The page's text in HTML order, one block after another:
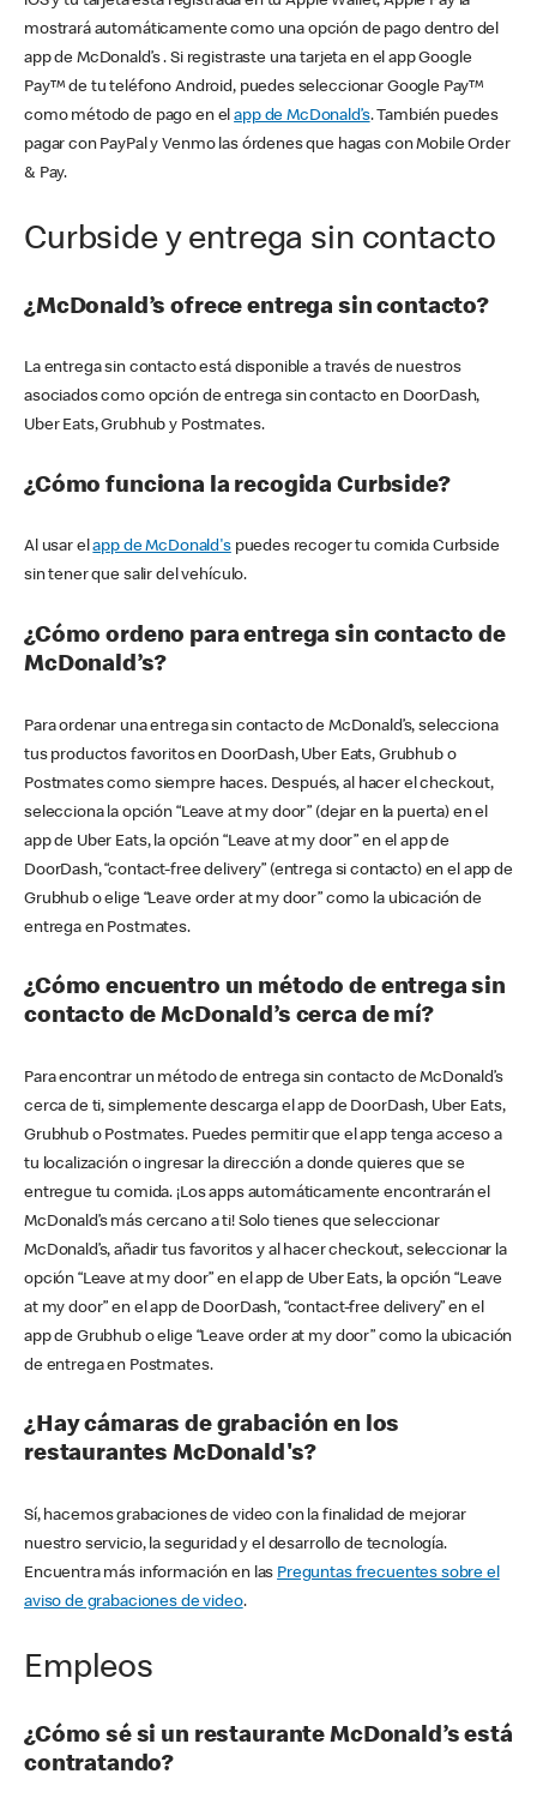
mostrará automáticamente como una opción de pago dentro del
app de McDonald’s . Si registraste una tarjeta en el app Google
Pay™ de tu teléfono Android, puedes seleccionar Google Pay™
como método de pago en elapp de McDonald’s. También puedes
pagar con PayPal y Venmo las órdenes que hagas con Mobile Order
& Pay.
Curbside y entrega sin contacto
¿McDonald’s ofrece entrega sin contacto?
La entrega sin contacto está disponible a través de nuestros
asociados como opción de entrega sin contacto en DoorDash,
Uber Eats, Grubhub y Postmates.
¿Cómo funciona la recogida Curbside?
Al usar elapp de McDonald'spuedes recoger tu comida Curbside
sin tener que salir del vehículo.
¿Cómo ordeno para entrega sin contacto de
McDonald’s?
Para ordenar una entrega sin contacto de McDonald’s, selecciona
tus productos favoritos en DoorDash, Uber Eats, Grubhub o
Postmates como siempre haces. Después, al hacer el checkout,
selecciona la opción “Leave at my door” (dejar en la puerta) en el
app de Uber Eats, la opción “Leave at my door” en el app de
DoorDash, “contact-free delivery” (entrega si contacto) en el app de
Grubhub o elige “Leave order at my door” como la ubicación de
entrega en Postmates.
¿Cómo encuentro un método de entrega sin
contacto de McDonald’s cerca de mí?
Para encontrar un método de entrega sin contacto de McDonald’s
cerca de ti, simplemente descarga el app de DoorDash, Uber Eats,
Grubhub o Postmates. Puedes permitir que el app tenga acceso a
tu localización o ingresar la dirección a donde quieres que se
entregue tu comida. ¡Los apps automáticamente encontrarán el
McDonald’s más cercano a ti! Solo tienes que seleccionar
McDonald’s, añadir tus favoritos y al hacer checkout, seleccionar la
opción “Leave at my door” en el app de Uber Eats, la opción “Leave
at my door” en el app de DoorDash, “contact-free delivery” en el
app de Grubhub o elige “Leave order at my door” como la ubicación
de entrega en Postmates.
¿Hay cámaras de grabación en los
restaurantes McDonald's?
Sí, hacemos grabaciones de video con la finalidad de mejorar
nuestro servicio, la seguridad y el desarrollo de tecnología.
Encuentra más información en las Preguntas frecuentes sobre el
aviso de grabaciones de video.
Empleos
¿Cómo sé si un restaurante McDonald’s está
contratando?